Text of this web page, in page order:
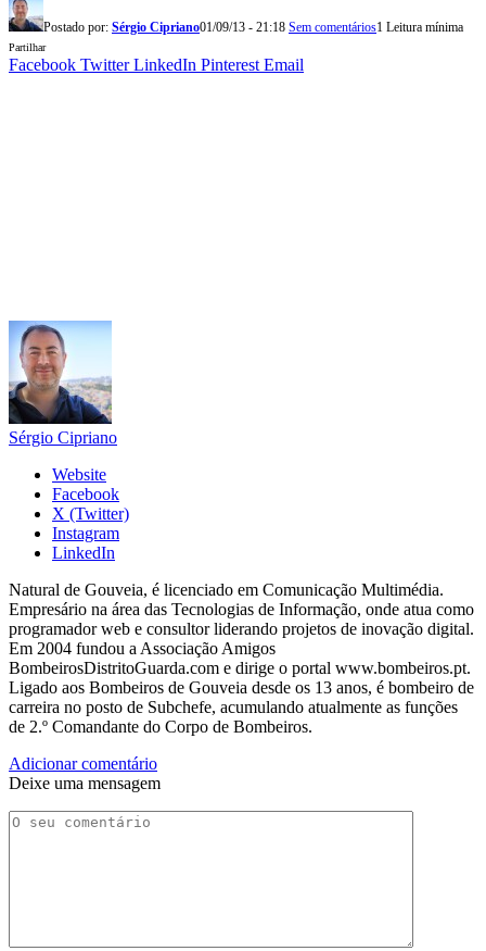
Postado por: Sérgio Cipriano01/09/13 - 21:18 Sem comentários1 Leitura mínima
Partilhar
Facebook Twitter LinkedIn Pinterest Email
Sérgio Cipriano
Website
Facebook
X (Twitter)
Instagram
LinkedIn
Natural de Gouveia, é licenciado em Comunicação Multimédia.
Empresário na área das Tecnologias de Informação, onde atua como
programador web e consultor liderando projetos de inovação digital.
Em 2004 fundou a Associação Amigos
BombeirosDistritoGuarda.com e dirige o portal www.bombeiros.pt.
Ligado aos Bombeiros de Gouveia desde os 13 anos, é bombeiro de
carreira no posto de Subchefe, acumulando atualmente as funções
de 2.º Comandante do Corpo de Bombeiros.
Adicionar comentário
Deixe uma mensagem